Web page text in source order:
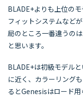
BLADE+よりも上位の
フィットシステムなど
局のところ一番違うの
と思います。
BLADE+は初級モデル
に近く、カラーリング
るとGenesisはロード